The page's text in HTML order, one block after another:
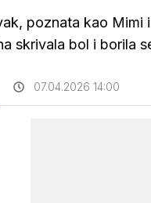
poznata kao Mimi
skrivala bol i borila
07.04.2026 14:00